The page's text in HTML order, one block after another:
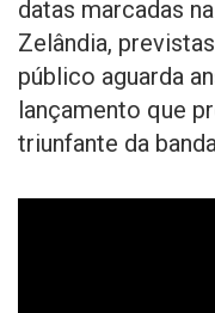
datas marcadas
Zelândia,
público aguarda
lançamento que
triunfante da